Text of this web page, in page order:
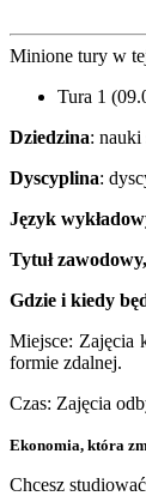
Minione tury w
Tura 1
Dziedzina: nauki
Dyscyplina:
Język
Tytuł
Gdzie i kiedy
Miejsce: Zajęcia
formie zdalnej.
Czas: Zajęcia
Ekonomia, która
Chcesz